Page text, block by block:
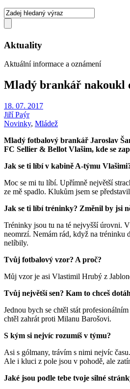
Aktuality
Aktuální informace a oznámení
Mladý brankář nakoukl
18. 07. 2017
Jiří Paýr
Novinky, Mládež
Mladý fotbalový brankář Jaroslav
FC Sellier & Bellot Vlašim, kde se
Jak se ti líbí v kabině A-týmu
Moc se mi tu líbí. Upřímně největší
ze mě spadlo. Klukům jsem se
Jak se ti líbí tréninky? Změnil by jsi
Tréninky jsou tu na té nejvyšší úrovni.
neomrzí. Nemám rád, když na tréninku
nelíbily.
Tvůj fotbalový vzor? A proč?
Můj vzor je asi Vlastimil Hrubý z
Tvůj největší sen? Kam to chceš
Jednou bych se chtěl stát
chtěl zahrát proti Milanu Barošovi.
S kým si nejvíc rozumíš v týmu?
Asi s gólmany, trávím s nimi nejvíc
Ale i kluci z pole jsou v pohodě, ale
Jaké jsou podle tebe tvoje silné